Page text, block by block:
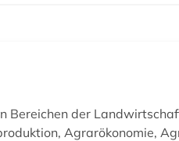
der
Agrarökonomie,